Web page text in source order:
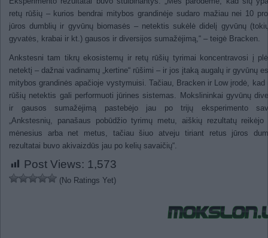
retų rūšių – kurios bendrai mitybos grandinėje sudaro mažiau nei 10
jūros dumblių ir gyvūnų biomasės – netektis sukėlė didelį gyvūnų
gyvatės, krabai ir kt.) gausos ir diversijos sumažėjimą,“ – teigė Bracken.
Ankstesni tam tikrų ekosistemų ir retų rūšių tyrimai koncentravosi į
netektį – dažnai vadinamų „kertine“ rūšimi – ir jos įtaką augalų ir gyvūnų
mitybos grandinės apačioje vystymuisi. Tačiau, Bracken ir Low įrodė, kad
rūšių netektis gali performuoti jūrines sistemas. Mokslininkai gyvūnų
ir gausos sumažėjimą pastebėjo jau po trijų eksperimento
„Ankstesnių, panašaus pobūdžio tyrimų metu, aiškių rezultatų reikėjo
mėnesius arba net metus, tačiau šiuo atveju tiriant retus jūros
rezultatai buvo akivaizdūs jau po kelių savaičių“.
Post Views: 1,573
(No Ratings Yet)